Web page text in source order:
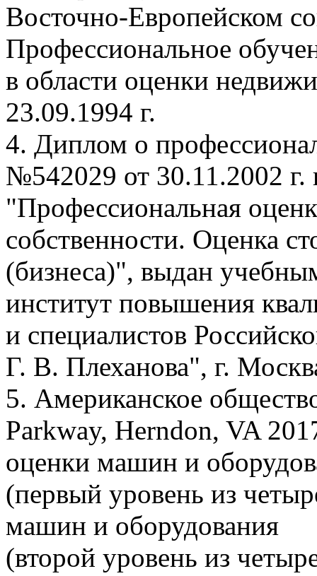
Восточно-Европейском
Профессиональное
в области оценки
23.09.1994 г.
4. Диплом о
№542029 от 30.11.2002 г.
"Профессиональная
собственности. Оценка
(бизнеса)", выдан
институт повышения
и специалистов
Г. В. Плеханова", г.
5. Американское
Parkway, Herndon, VA
оценки машин и
(первый уровень из
машин и оборудования
(второй уровень из